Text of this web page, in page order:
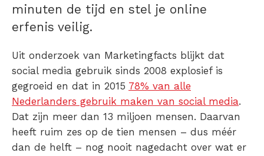
minuten de tijd en stel je online
erfenis veilig.
Uit onderzoek van Marketingfacts blijkt dat
social media gebruik sinds 2008 explosief is
gegroeid en dat in 2015 78% van alle
Nederlanders gebruik maken van social media.
Dat zijn meer dan 13 miljoen mensen. Daarvan
heeft ruim zes op de tien mensen – dus méér
dan de helft – nog nooit nagedacht over wat er